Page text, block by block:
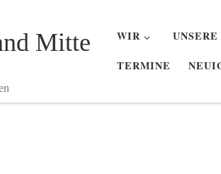
Mitte WIR
TERMINE